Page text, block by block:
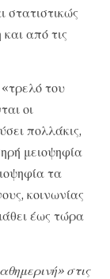
στατιστικώς
από τις
του
οι
πολλάκις,
μειοψηφία
τα
κοινωνίας
έως τώρα
στις